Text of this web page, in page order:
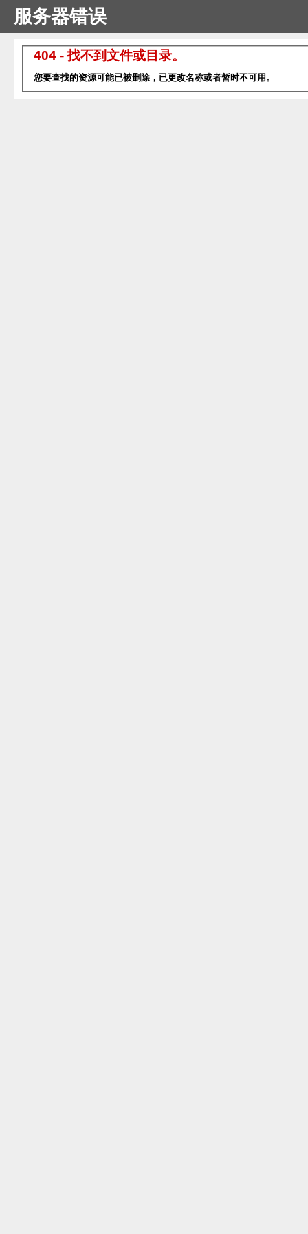
服务器错误
404 - 找不到文件或目录。
您要查找的资源可能已被删除，已更改名称或者暂时不可用。